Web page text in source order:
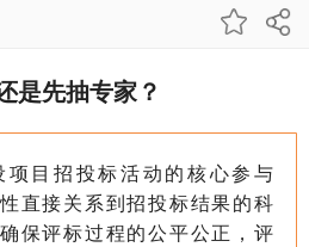
是先抽专家？
目招投标活动的核心参与
直接关系到招投标结果的科
保评标过程的公平公正，评